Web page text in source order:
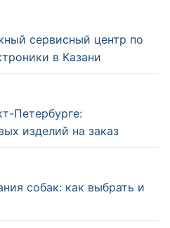
сервисный центр по
в Казани
Петербурге:
изделий на заказ
собак: как выбрать и